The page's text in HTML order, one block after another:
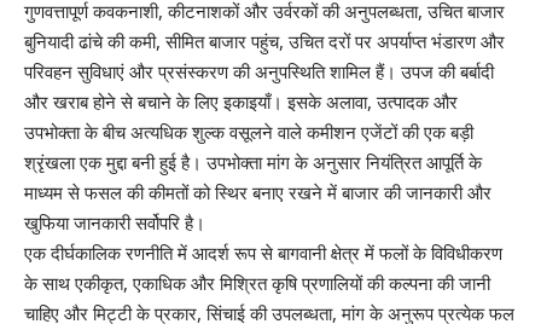
गुणवत्तापूर्ण कवकनाशी, कीटनाशकों और उर्वरकों की अनुपलब्धता, उचित बाजार
बुनियादी ढांचे की कमी, सीमित बाजार पहुंच, उचित दरों पर अपर्याप्त भंडारण और
परिवहन सुविधाएं और प्रसंस्करण की अनुपस्थिति शामिल हैं। उपज की बर्बादी
और खराब होने से बचाने के लिए इकाइयाँ। इसके अलावा, उत्पादक और
उपभोक्ता के बीच अत्यधिक शुल्क वसूलने वाले कमीशन एजेंटों की एक बड़ी
श्रृंखला एक मुद्दा बनी हुई है। उपभोक्ता मांग के अनुसार नियंत्रित आपूर्ति के
माध्यम से फसल की कीमतों को स्थिर बनाए रखने में बाजार की जानकारी और
खुफिया जानकारी सर्वोपरि है।
एक दीर्घकालिक रणनीति में आदर्श रूप से बागवानी क्षेत्र में फलों के विविधीकरण
के साथ एकीकृत, एकाधिक और मिश्रित कृषि प्रणालियों की कल्पना की जानी
चाहिए और मिट्टी के प्रकार, सिंचाई की उपलब्धता, मांग के अनुरूप प्रत्येक फल